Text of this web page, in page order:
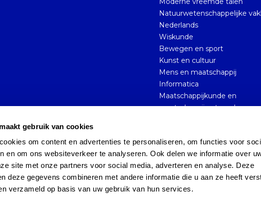
gebruik van cookies
om content en advertenties te personaliseren, om functies voor
en om ons websiteverkeer te analyseren. Ook delen we informatie over
site met onze partners voor social media, adverteren en analyse. Deze
deze gegevens combineren met andere informatie die u aan ze heeft
verzameld op basis van uw gebruik van hun services.
Natuurwetenschappelijke
Nederlands
Wiskunde
Bewegen en sport
Kunst en cultuur
Mens en maatschappij
Informatica
Maatschappijkunde en
maatschappijwetenschappen
SitemapPrivacy Policy